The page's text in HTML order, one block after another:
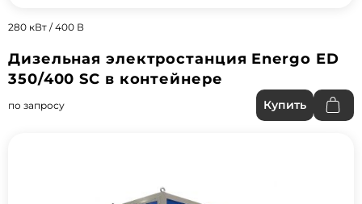
280 кВт / 400 В
Дизельная электростанция Energo ED
350/400 SC в контейнере
по запросу Купить